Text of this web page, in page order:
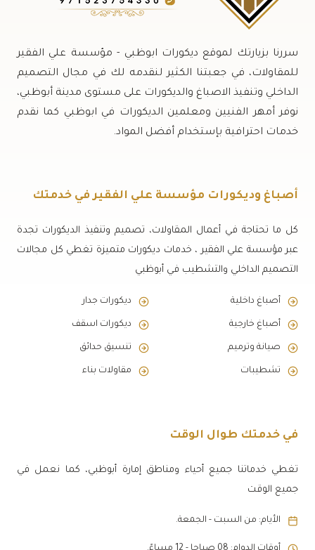
سررنا بزيارتك لموقع ديكورات ابوظبي - مؤسسة علي الفقير
للمقاولات، في جعبتنا الكثير لنقدمه لك في مجال التصميم
الداخلي وتنفيذ الاصباغ والديكورات على مستوى مدينة أبوظبي،
نوفر أمهر الفنيين ومعلمين الديكورات في ابوظبي كما نقدم
خدمات احترافية بإستخدام أفضل المواد.
أصباغ وديكورات مؤسسة علي الفقير في خدمتك
كل ما تحتاجة في أعمال المقاولات، تصميم وتنفيذ الديكورات تجدة
عبر مؤسسة علي الفقير ، خدمات ديكورات متميزة تغطي كل مجالات
التصميم الداخلي والتشطيب في أبوظبي
أصباغ داخلية ديكورات جدار
أصباغ خارجية ديكورات اسقف
صيانة وترميم تنسيق حدائق
تشطيبات مقاولات بناء
في خدمتك طوال الوقت
تغطي خدماتنا جميع أحياء ومناطق إمارة أبوظبي، كما نعمل في
جميع الوقت
الأيام: من السبت - الجمعة.